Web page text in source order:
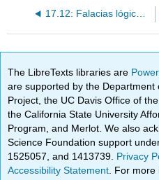
17.12: Falacias lógicas en el lenguaje común
The LibreTexts libraries are
are supported by the Department
Project, the UC Davis Office of
the California State University
Program, and Merlot. We also
Science Foundation support
1525057, and 1413739. Privacy
Accessibility Statement . For